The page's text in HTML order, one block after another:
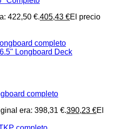
422,50 €.405,43 €El precio
completo
era: 398,31 €.390,23 €El